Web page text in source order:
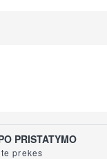
PRISTATYMO
prekes